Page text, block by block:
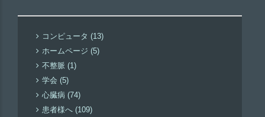
コンピュータ (13)
ホームページ (5)
不整脈 (1)
学会 (5)
心臓病 (74)
患者様へ (109)